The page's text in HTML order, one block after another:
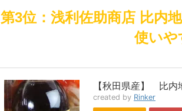
第3位：浅利佐助商店 比内
使いや
【秋田県産】 比
created by Rinker